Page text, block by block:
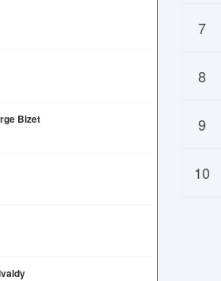
Bizet
7
8
9
10